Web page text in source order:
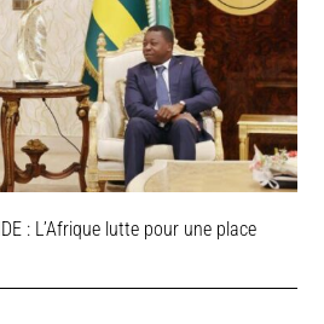
: L’Afrique lutte pour une place